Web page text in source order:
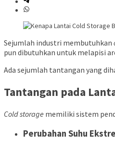
Sejumlah industri membutuhkan
pun dibutuhkan untuk melapisi
Ada sejumlah tantangan yang
Tantangan pada
Cold storage memiliki sistem
Perubahan Suhu